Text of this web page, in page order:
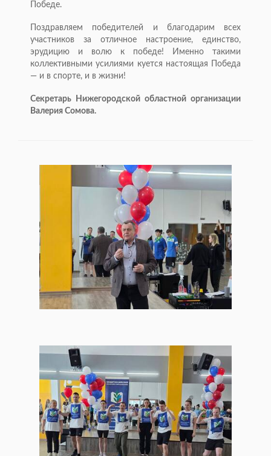
Победе.
Поздравляем победителей и благодарим всех
участников за отличное настроение, единство,
эрудицию и волю к победе! Именно такими
коллективными усилиями куется настоящая Победа
— и в спорте, и в жизни!
Секретарь Нижегородской областной организации
Валерия Сомова.